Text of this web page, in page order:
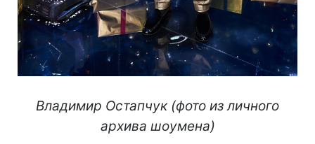
Владимир Остапчук (фото из личного
архива шоумена)